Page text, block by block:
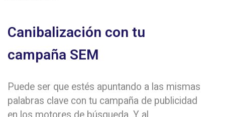
Canibalización con tu
campaña SEM
Puede ser que estés apuntando a las mismas
palabras clave con tu campaña de publicidad